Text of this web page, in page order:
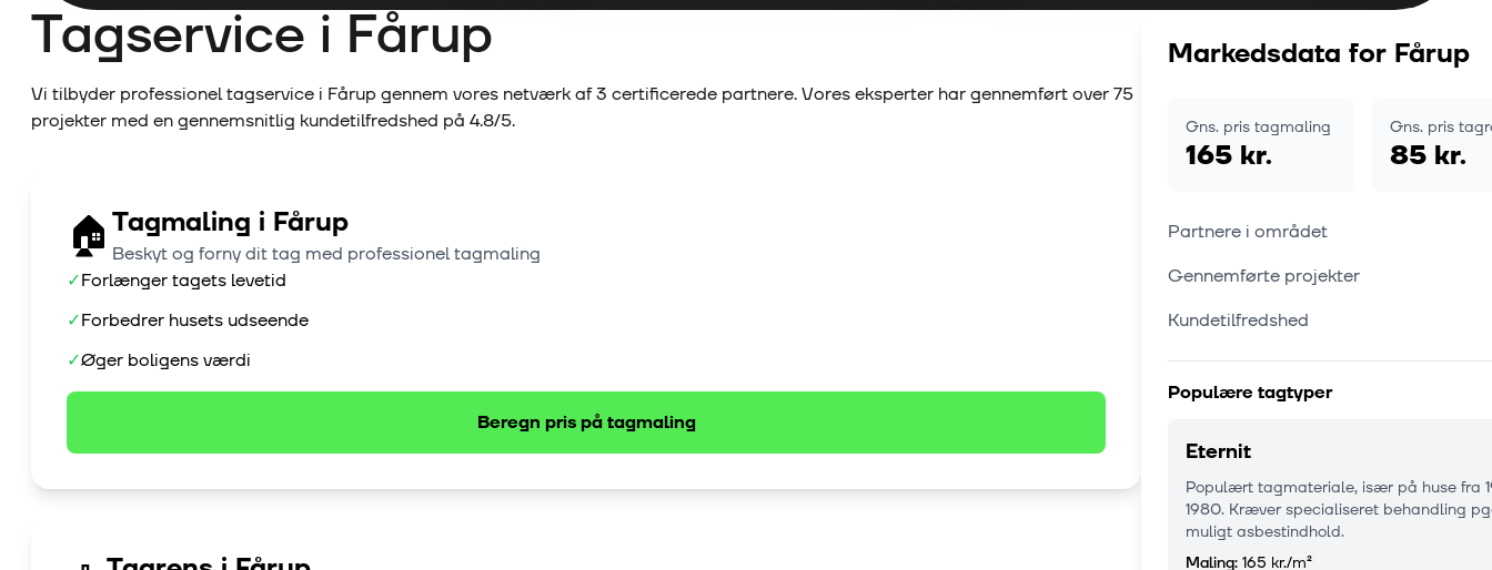
Tagservice i Fårup
Vi tilbyder professionel tagservice i Fårup gennem vores netværk af3 certificerede partnere. Vores eksperter har gennemført over75
projekter med en gennemsnitlig kundetilfredshed på 4.8/5.
🏠 Tagmaling i Fårup
Beskyt og forny dit tag med professionel tagmaling
✓Forlænger tagets levetid
✓Forbedrer husets udseende
✓Øger boligens værdi
Beregn pris påtagmaling
Markedsdata for Fårup
Gns. pris tagmaling
165 kr.
Gns. pris
85 kr.
Partnere i området
Gennemførte projekter
Kundetilfredshed
Populære tagtyper
Eternit
Populært tagmateriale, især på huse fra
1980. Kræver specialiseret behandling
muligt asbestindhold.
Maling: 165 kr./m²